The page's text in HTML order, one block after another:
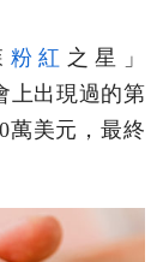
粉紅 之星」
上出現過的第
萬美元，最終